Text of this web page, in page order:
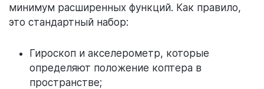
минимум расширенных функций. Как правило,
это стандартный набор:
Гироскоп и акселерометр, которые
определяют положение коптера в
пространстве;